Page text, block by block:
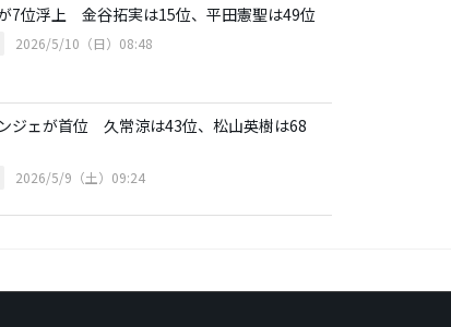
7位浮上 金谷拓実は15位、平田憲聖は49位
2026/5/10（日）08:48
ジェが首位 久常涼は43位、松山英樹は68
2026/5/9（土）09:24